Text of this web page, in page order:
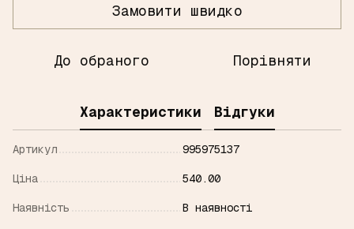
Замовити швидко
До обраного Порівняти
Характеристики Відгуки
Артикул 995975137
Ціна 540.00
Наявність В наявності